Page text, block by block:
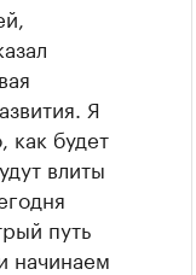
Я
как будет
влиты
путь
начинаем